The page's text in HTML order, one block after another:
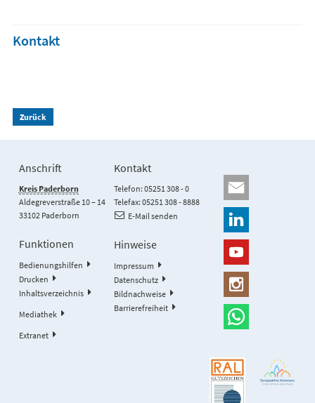
Kontakt
Zurück
Anschrift
Kreis Paderborn
Aldegreverstraße 10 – 14
33102 Paderborn
Kontakt
Telefon: 05251 308 - 0
Telefax: 05251 308 - 8888
E-Mail senden
Funktionen
Bedienungshilfen
Drucken
Inhaltsverzeichnis
Mediathek
Extranet
Hinweise
Impressum
Datenschutz
Bildnachweise
Barrierefreiheit